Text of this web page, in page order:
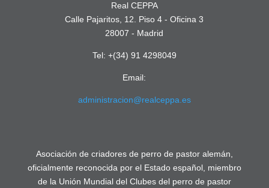
Real CEPPA
Calle Pajaritos, 12. Piso 4 - Oficina 3
28007 - Madrid
Tel: +(34) 91 4298049
Email:
administracion@realceppa.es
Asociación de criadores de perro de pastor alemán,
oficialmente reconocida por el Estado español, miembro
de la Unión Mundial del Clubes del perro de pastor